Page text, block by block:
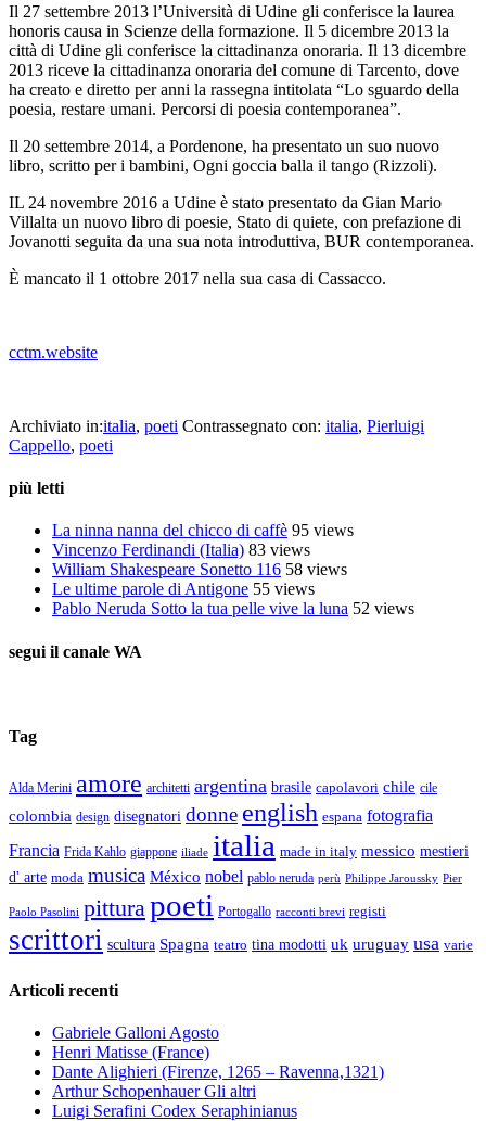
Il 27 settembre 2013 l’Università di Udine gli conferisce la laurea
honoris causa in Scienze della formazione. Il 5 dicembre 2013 la
città di Udine gli conferisce la cittadinanza onoraria. Il 13 dicembre
2013 riceve la cittadinanza onoraria del comune di Tarcento, dove
ha creato e diretto per anni la rassegna intitolata “Lo sguardo della
poesia, restare umani. Percorsi di poesia contemporanea”.
Il 20 settembre 2014, a Pordenone, ha presentato un suo nuovo
libro, scritto per i bambini, Ogni goccia balla il tango (Rizzoli).
IL 24 novembre 2016 a Udine è stato presentato da Gian Mario
Villalta un nuovo libro di poesie, Stato di quiete, con prefazione di
Jovanotti seguita da una sua nota introduttiva, BUR contemporanea.
È mancato il 1 ottobre 2017 nella sua casa di Cassacco.
cctm.website
Archiviato in:italia, poeti Contrassegnato con: italia, Pierluigi
Cappello, poeti
più letti
La ninna nanna del chicco di caffè 95 views
Vincenzo Ferdinandi (Italia) 83 views
William Shakespeare Sonetto 116 58 views
Le ultime parole di Antigone 55 views
Pablo Neruda Sotto la tua pelle vive la luna 52 views
segui il canale WA
Tag
Alda Merini amore architetti argentina brasile capolavori chile cile
colombia design disegnatori donne english espana fotografia
Francia Frida Kahlo giappone iliade italia made in italy messico mestieri
d' arte moda musica México nobel pablo neruda perù Philippe Jaroussky Pier
Paolo Pasolini pitturapoeti Portogallo racconti brevi registi
scrittori scultura Spagna teatro tina modotti uk uruguay usa varie
Articoli recenti
Gabriele Galloni Agosto
Henri Matisse (France)
Dante Alighieri (Firenze, 1265 – Ravenna,1321)
Arthur Schopenhauer Gli altri
Luigi Serafini Codex Seraphinianus